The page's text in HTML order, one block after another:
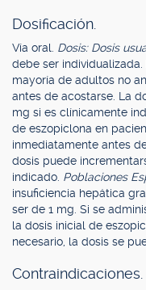
Dosificación.
Vía oral. Dosis: Dosis
debe ser
mayoría de adultos no
antes de acostarse. La
mg si es clínicamente
de eszopiclona en
inmediatamente antes
dosis puede
indicado. Poblaciones
insuficiencia hepática
ser de 1 mg. Si se
la dosis inicial de
necesario, la dosis se
Contraindicaciones.